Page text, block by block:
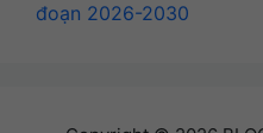
đoạn 2026-2030